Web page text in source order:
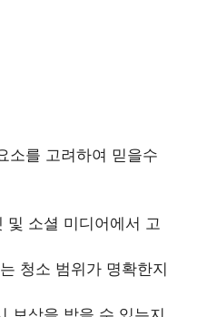
소를 고려하여 믿을수
및 소셜 미디어에서 고
청소 범위가 명확한지